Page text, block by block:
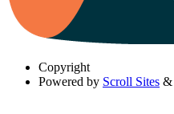
Copyright
Powered by Scroll Sites &